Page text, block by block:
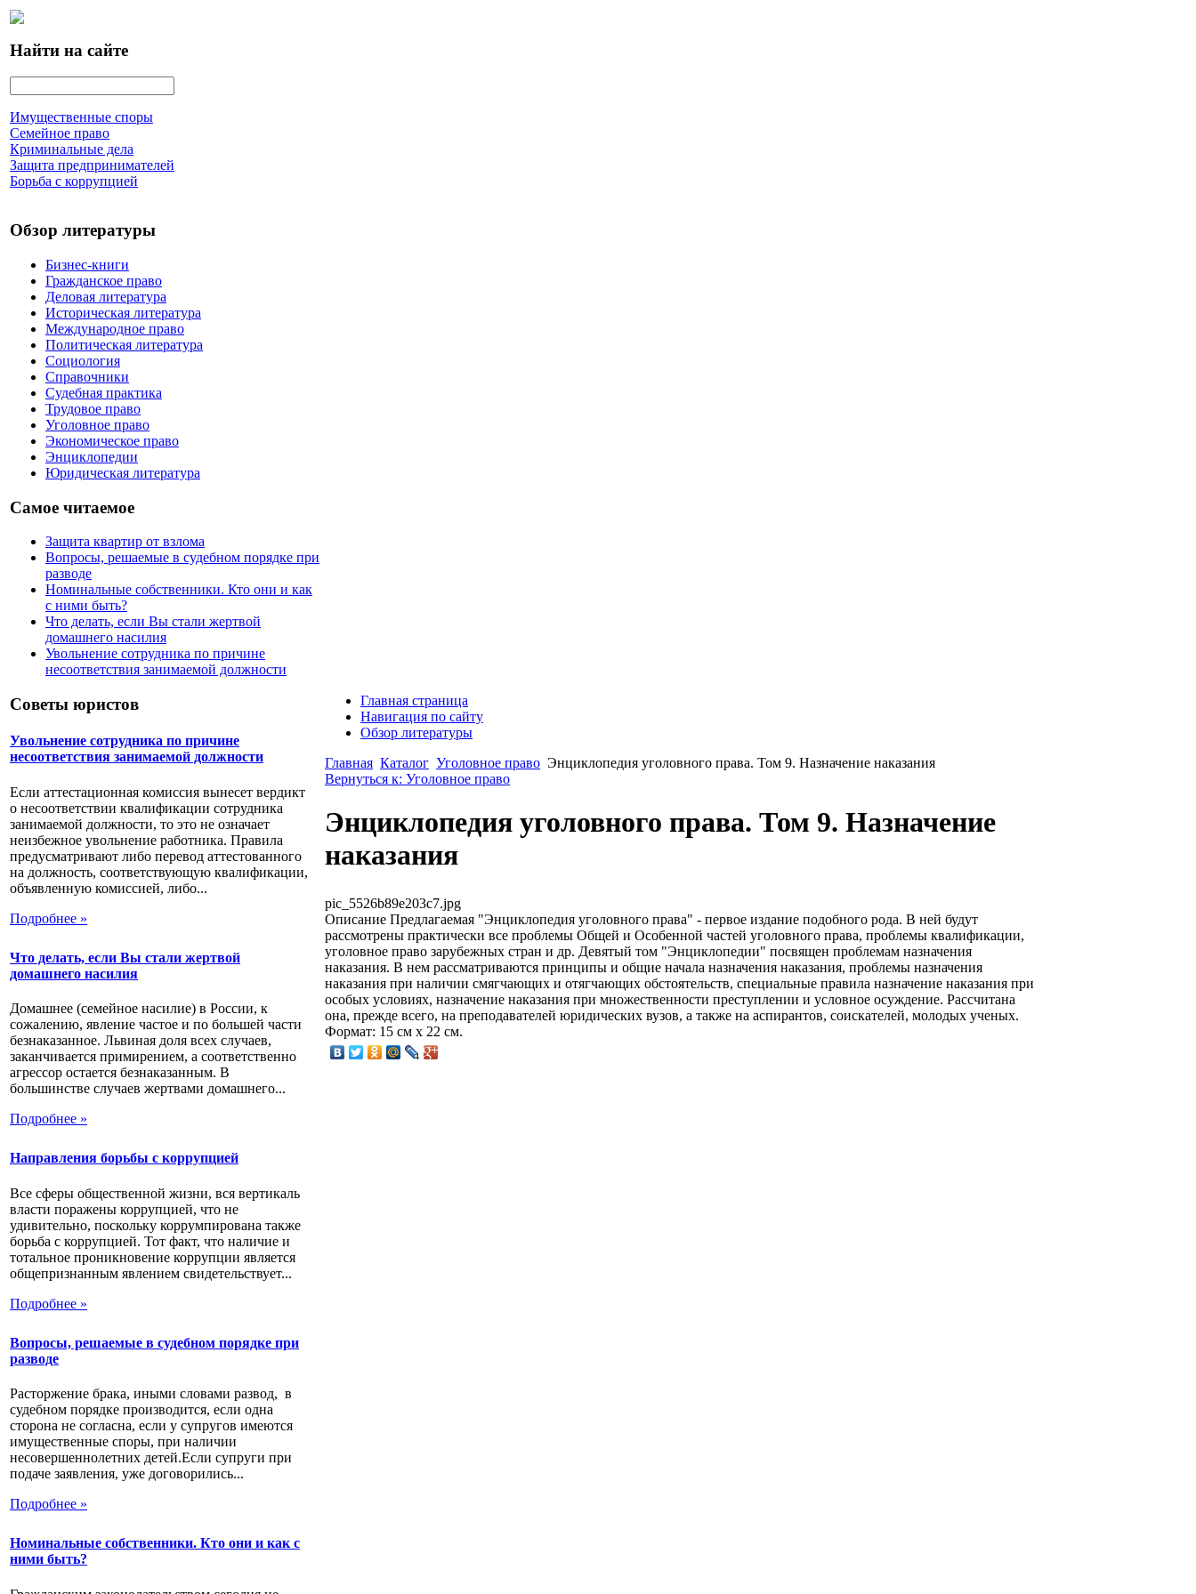
Найти на сайте
Имущественные споры
Семейное право
Криминальные дела
Защита предпринимателей
Борьба с коррупцией
Обзор литературы
Бизнес-книги
Гражданское право
Деловая литература
Историческая литература
Международное право
Политическая литература
Социология
Справочники
Судебная практика
Трудовое право
Уголовное право
Экономическое право
Энциклопедии
Юридическая литература
Самое читаемое
Защита квартир от взлома
Вопросы, решаемые в судебном порядке при
разводе
Номинальные собственники. Кто они и как
с ними быть?
Что делать, если Вы стали жертвой
домашнего насилия
Увольнение сотрудника по причине
несоответствия занимаемой должности
Советы юристов
Увольнение сотрудника по причине
несоответствия занимаемой должности
Если аттестационная комиссия вынесет вердикт
о несоответствии квалификации сотрудника
занимаемой должности, то это не означает
неизбежное увольнение работника. Правила
предусматривают либо перевод аттестованного
на должность, соответствующую квалификации,
объявленную комиссией, либо...
Подробнее »
Что делать, если Вы стали жертвой
домашнего насилия
Домашнее (семейное насилие) в России, к
сожалению, явление частое и по большей части
безнаказанное. Львиная доля всех случаев,
заканчивается примирением, а соответственно
агрессор остается безнаказанным. В
большинстве случаев жертвами домашнего...
Подробнее »
Направления борьбы с коррупцией
Все сферы общественной жизни, вся вертикаль
власти поражены коррупцией, что не
удивительно, поскольку коррумпирована также
борьба с коррупцией. Тот факт, что наличие и
тотальное проникновение коррупции является
общепризнанным явлением свидетельствует...
Подробнее »
Вопросы, решаемые в судебном порядке при
разводе
Расторжение брака, иными словами развод, в
судебном порядке производится, если одна
сторона не согласна, если у супругов имеются
имущественные споры, при наличии
несовершеннолетних детей.Если супруги при
подаче заявления, уже договорились...
Подробнее »
Номинальные собственники. Кто они и как с
ними быть?
Главная страница
Навигация по сайту
Обзор литературы
Главная Каталог Уголовное право Энциклопедия уголовного права. Том 9. Назначение наказания
Вернуться к: Уголовное право
Энциклопедия уголовного права. Том 9. Назначение
наказания
pic_5526b89e203c7.jpg
Описание Предлагаемая "Энциклопедия уголовного права" - первое издание подобного рода. В ней будут
рассмотрены практически все проблемы Общей и Особенной частей уголовного права, проблемы квалификации,
уголовное право зарубежных стран и др. Девятый том "Энциклопедии" посвящен проблемам назначения
наказания. В нем рассматриваются принципы и общие начала назначения наказания, проблемы назначения
наказания при наличии смягчающих и отягчающих обстоятельств, специальные правила назначение наказания при
особых условиях, назначение наказания при множественности преступлении и условное осуждение. Рассчитана
она, прежде всего, на преподавателей юридических вузов, а также на аспирантов, соискателей, молодых ученых.
Формат: 15 см х 22 см.